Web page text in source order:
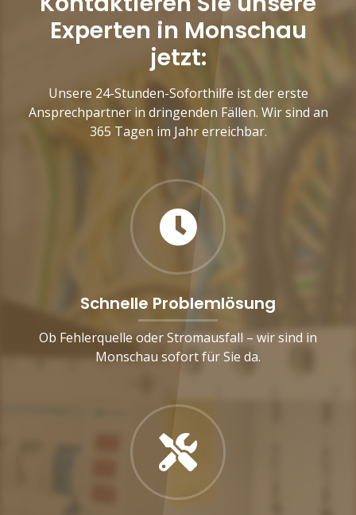
Experten in Monschau
jetzt:
Unsere 24-Stunden-Soforthilfe ist der erste
Ansprechpartner in dringenden Fällen. Wir sind an
365 Tagen im Jahr erreichbar.
Schnelle Problemlösung
Ob Fehlerquelle oder Stromausfall – wir sind in
Monschau sofort für Sie da.